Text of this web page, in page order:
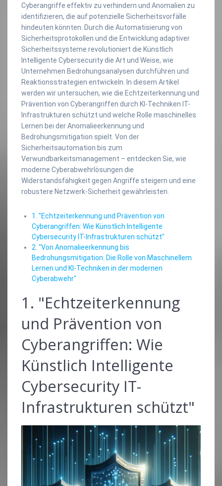
Cyberangriffe effektiv zu verhindern und Anomalien zu
identifizieren, die auf potenzielle Sicherheitsvorfälle
hindeuten könnten. Durch die Automatisierung von
Sicherheitsprotokollen und die Entwicklung adaptiver
Sicherheitssysteme revolutioniert die Künstlich
Intelligente Cybersecurity die Art und Weise, wie
Unternehmen Bedrohungsanalysen durchführen und
Reaktionsstrategien entwickeln. In diesem Artikel
werden wir untersuchen, wie die Echtzeiterkennung und
Prävention von Cyberangriffen durch KI-Techniken IT-
Infrastrukturen schützt und welche Rolle maschinelles
Lernen bei der Anomalieerkennung und
Bedrohungsmitigation spielt. Von der
Sicherheitsautomation bis zum
Verwundbarkeitsmanagement – entdecken Sie, wie
moderne Cyberabwehrlösungen die
Widerstandsfähigkeit gegen Angriffe steigern und eine
robustere Netzwerk-Sicherheit gewährleisten.
1. "Echtzeiterkennung und Prävention von
Cyberangriffen: Wie Künstlich Intelligente
Cybersecurity IT-Infrastrukturen schützt"
2. "Von Anomalieerkennung bis
Bedrohungsmitigation: Die Rolle von Maschinellem
Lernen und KI-Techniken in der modernen
Cyberabwehr"
1. "Echtzeiterkennung
und Prävention von
Cyberangriffen: Wie
Künstlich Intelligente
Cybersecurity IT-
Infrastrukturen schützt"